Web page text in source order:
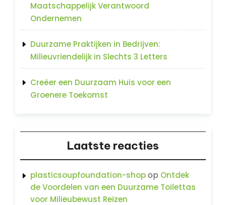
Maatschappelijk Verantwoord
Ondernemen
Duurzame Praktijken in Bedrijven:
Milieuvriendelijk in Slechts 3 Letters
Creëer een Duurzaam Huis voor een
Groenere Toekomst
Laatste reacties
plasticsoupfoundation-shopop Ontdek
de Voordelen van een Duurzame Toilettas
voor Milieubewust Reizen